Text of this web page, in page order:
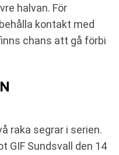
halvan. För
kontakt med
chans att gå förbi
raka segrar i serien.
GIF Sundsvall den 14